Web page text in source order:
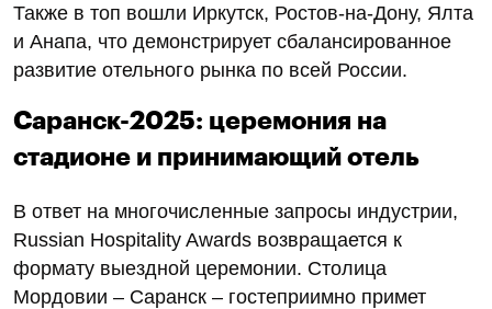
Также в топ вошли Иркутск, Ростов-на-Дону, Ялта
и Анапа, что демонстрирует сбалансированное
развитие отельного рынка по всей России.
Саранск-2025: церемония на
стадионе и принимающий отель
В ответ на многочисленные запросы индустрии,
Russian Hospitality Awards возвращается к
формату выездной церемонии. Столица
Мордовии – Саранск – гостеприимно примет